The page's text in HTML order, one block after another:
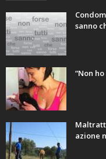
sanno
“Non
azione